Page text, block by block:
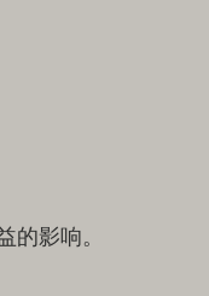
的影响。